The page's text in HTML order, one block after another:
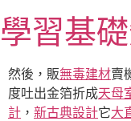
至
主
要
內
容
學習基
然後，販無毒建材賣
度吐出金箔折成天母
計 ， 新古典設計它大